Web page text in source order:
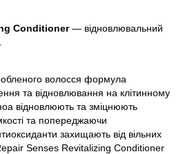
Conditioner— відновлювальний
волосся формула
та відновлювання на клітинному
відновлюють та зміцнюють
та попереджаючи
захищають від вільних
Senses Revitalizing Conditioner